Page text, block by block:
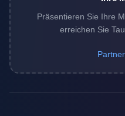
Präsentieren Sie Ihre
erreichen Sie